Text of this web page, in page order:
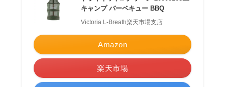
キャンプ バーベキュー BBQ
Victoria L-Breath楽天市場支店
Amazon
楽天市場